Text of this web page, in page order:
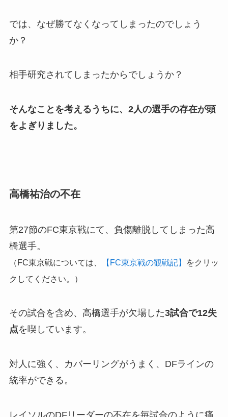
では、なぜ勝てなくなってしまったのでしょう
か？
相手研究されてしまったからでしょうか？
そんなことを考えるうちに、2人の選手の存在が頭
をよぎりました。
高橋祐治の不在
第27節のFC東京戦にて、負傷離脱してしまった高
橋選手。
（FC東京戦については、 【FC東京戦の観戦記】
をクリッ
クしてください。）
その試合を含め、高橋選手が欠場した3試合で12失
点を喫しています。
対人に強く、カバーリングがうまく、DFラインの
統率ができる。